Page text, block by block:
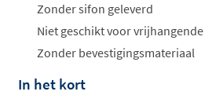
Zonder sifon geleverd
Niet geschikt voor
Zonder bevestigingsmateriaal
In het kort